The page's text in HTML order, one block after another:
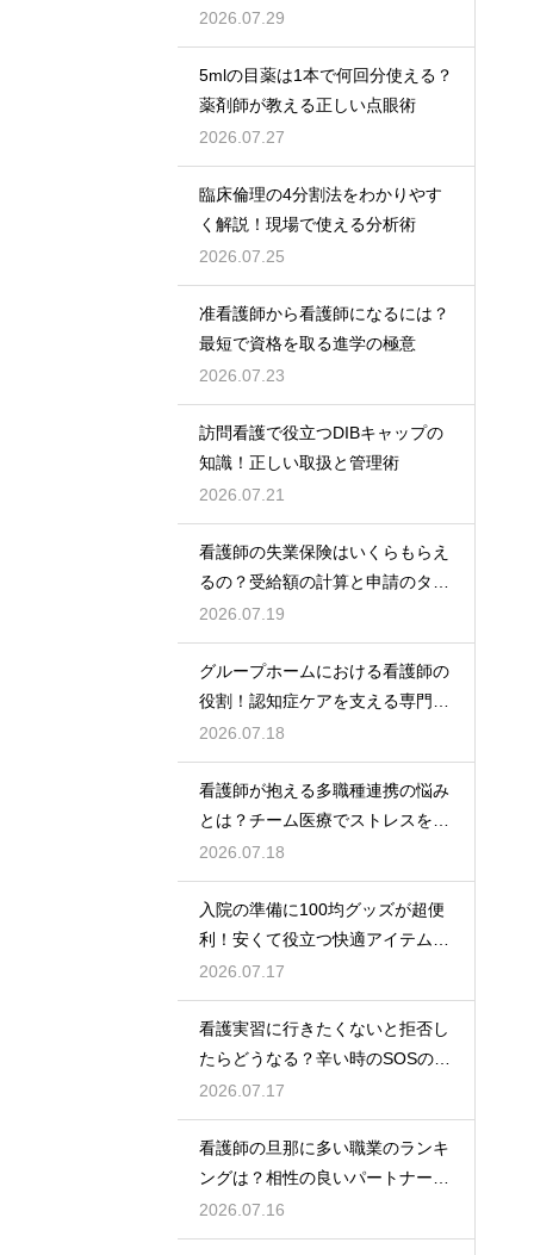
2026.07.29
5mlの目薬は1本で何回分使える？
薬剤師が教える正しい点眼術
2026.07.27
臨床倫理の4分割法をわかりやす
く解説！現場で使える分析術
2026.07.25
准看護師から看護師になるには？
最短で資格を取る進学の極意
2026.07.23
訪問看護で役立つDIBキャップの
知識！正しい取扱と管理術
2026.07.21
看護師の失業保険はいくらもらえ
るの？受給額の計算と申請のタイ
ミング
2026.07.19
グループホームにおける看護師の
役割！認知症ケアを支える専門的
な力
2026.07.18
看護師が抱える多職種連携の悩み
とは？チーム医療でストレスを減
らす方法
2026.07.18
入院の準備に100均グッズが超便
利！安くて役立つ快適アイテムを
紹介
2026.07.17
看護実習に行きたくないと拒否し
たらどうなる？辛い時のSOSの出
し方
2026.07.17
看護師の旦那に多い職業のランキ
ングは？相性の良いパートナーの
条件と傾向
2026.07.16